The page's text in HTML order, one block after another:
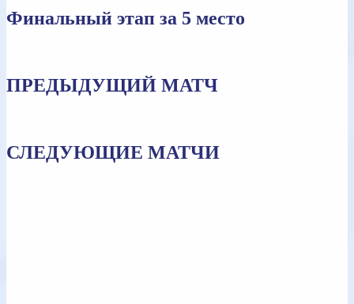
Финальный этап за 5 место
ПРЕДЫДУЩИЙ МАТЧ
СЛЕДУЮЩИЕ МАТЧИ